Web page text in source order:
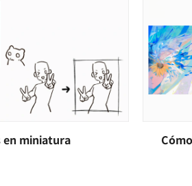
en miniatura